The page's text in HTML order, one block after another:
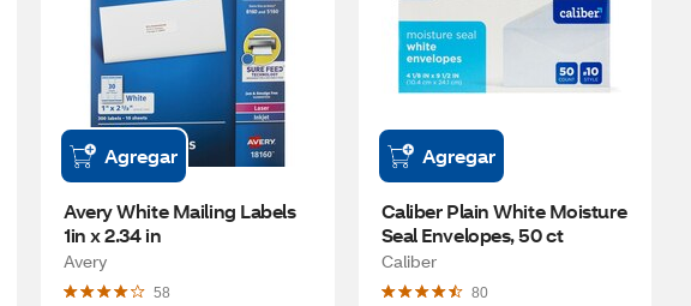
Agregar
Avery White Mailing Labels
1in x 2.34 in
Avery
58
Agregar
Caliber Plain White Moisture
Seal Envelopes, 50 ct
Caliber
80